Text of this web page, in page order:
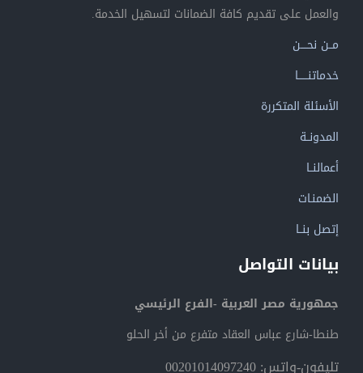
والعمل على تقديم كافة الضمانات لتسهيل الخدمة.
مــن نحــــن
خدماتنــــــا
الأسئلة المتكررة
المدونــة
أعمالنــا
الضمنـات
إتصل بنــا
بيانات التواصل
جمهورية مصر العربية -الفرع الرئيسي
طنطا-شارع عباس العقاد متفرع من أخر الحلو
تليفون-واتس: 00201014097240